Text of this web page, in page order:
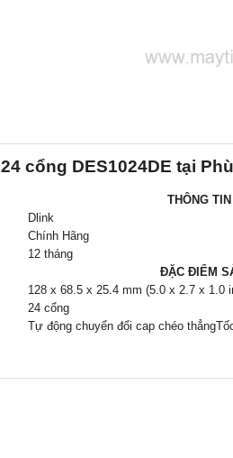
cổng DES1024DE tại
THÔNG
Dlink
Chính Hãng
12 tháng
ĐẶC ĐIỂM
128 x 68.5 x 25.4 mm (5.0 x 2.7 x 1.0
24 cổng
Tự động chuyển đổi cap chéo